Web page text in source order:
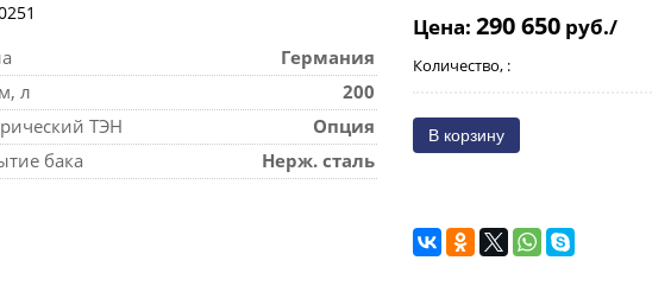
Германия
л
200
ТЭН
Опция
бака
Нерж. сталь
Цена: 290 650 руб./
Количество, :